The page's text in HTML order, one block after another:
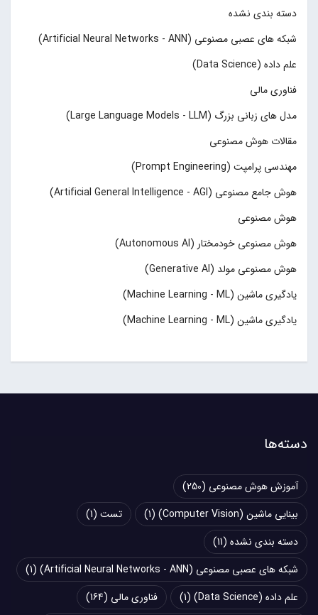
دسته بندی نشده
شبکه های عصبی مصنوعی (Artificial Neural Networks - ANN)
علم داده (Data Science)
فناوری مالی
مدل های زبانی بزرگ (Large Language Models - LLM)
مقالات هوش مصنوعی
مهندسی پرامپت (Prompt Engineering)
هوش جامع مصنوعی (Artificial General Intelligence - AGI)
هوش مصنوعی
هوش مصنوعی خودمختار (Autonomous AI)
هوش مصنوعی مولد (Generative AI)
یادگیری ماشین (Machine Learning - ML)
یادگیری ماشین (Machine Learning - ML)
دسته‌ها
آموزش هوش مصنوعی (250)
بینایی ماشین (Computer Vision)
(1) تست (1)
دسته بندی نشده (11)
شبکه های عصبی مصنوعی (Artificial Neural Networks - ANN)
(1)
علم داده (Data Science)
(1) فناوری مالی (164)